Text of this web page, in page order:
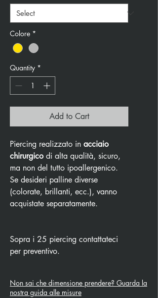
Colore *
Quantity *
Add to Cart
Piercing realizzato in acciaio
chirurgico di alta qualità, sicuro,
ma non del tutto ipoallergenico.
Se desideri palline diverse
(colorate, brillanti, ecc.), vanno
acquistate separatamente.
Sopra i 25 piercing contattateci
per preventivo.
Non sai che dimensione prendere? Guarda la
nostra guida alle misure